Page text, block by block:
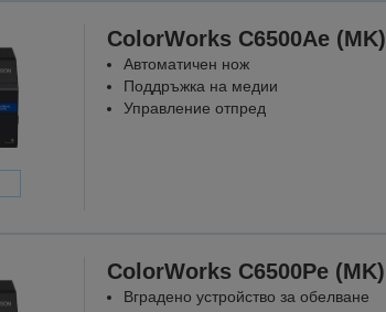
ColorWorks C6500Ae (MK)
Автоматичен нож
Поддръжка на медии
Управление отпред
ColorWorks C6500Pe (MK)
Вградено устройство за обелване